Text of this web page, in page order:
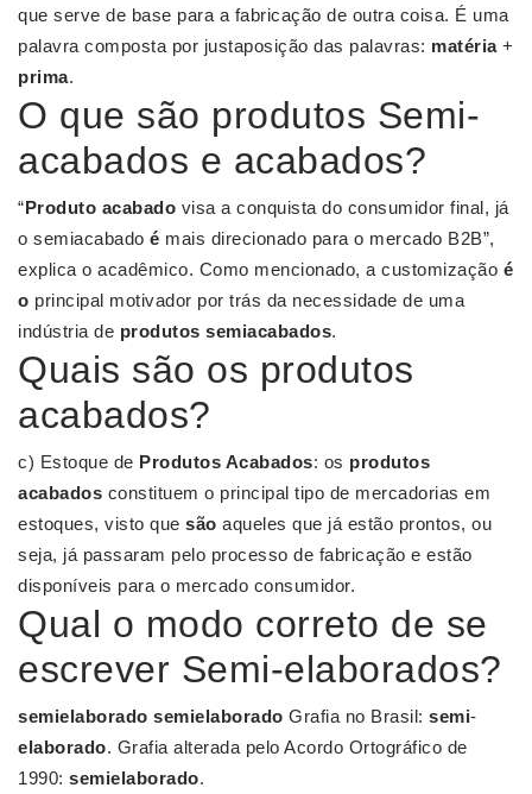
que serve de base para a fabricação de outra coisa. É uma
palavra composta por justaposição das palavras: matéria+
prima.
O que são produtos Semi-
acabados e acabados?
“Produto acabado visa a conquista do consumidor final, já
o semiacabado é mais direcionado para o mercado B2B”,
explica o acadêmico. Como mencionado, a customização é
o principal motivador por trás da necessidade de uma
indústria de produtos semiacabados.
Quais são os produtos
acabados?
c) Estoque de Produtos Acabados: os produtos
acabados constituem o principal tipo de mercadorias em
estoques, visto que são aqueles que já estão prontos, ou
seja, já passaram pelo processo de fabricação e estão
disponíveis para o mercado consumidor.
Qual o modo correto de se
escrever Semi-elaborados?
semielaborado semielaborado Grafia no Brasil: semi-
elaborado. Grafia alterada pelo Acordo Ortográfico de
1990: semielaborado.